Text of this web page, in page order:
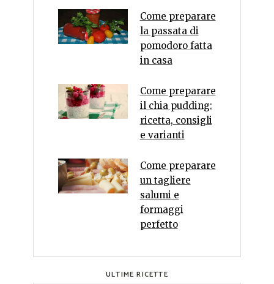
Come preparare
la passata di
pomodoro fatta
in casa
Come preparare
il chia pudding:
ricetta, consigli
e varianti
Come preparare
un tagliere
salumi e
formaggi
perfetto
ULTIME RICETTE